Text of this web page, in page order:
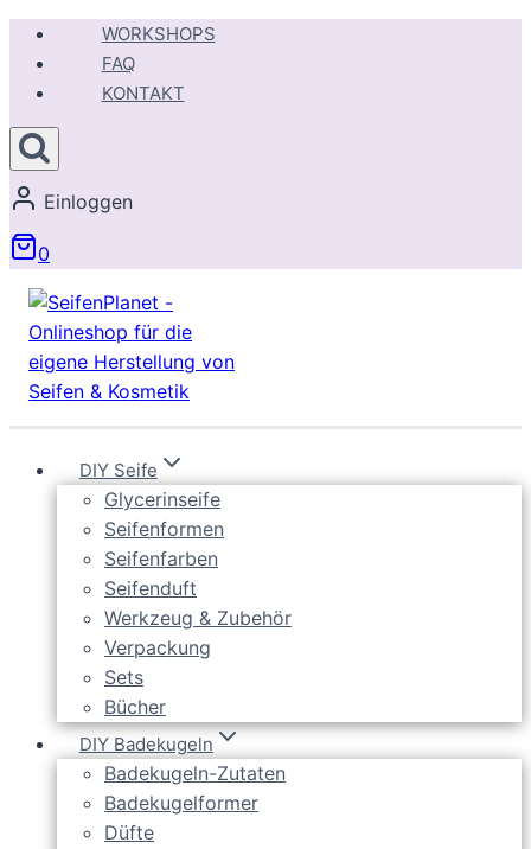
Zum
Inhalt
springen
WORKSHOPS
FAQ
KONTAKT
Einloggen
0
DIY Seife
Glycerinseife
Seifenformen
Seifenfarben
Seifenduft
Werkzeug & Zubehör
Verpackung
Sets
Bücher
DIY Badekugeln
Badekugeln-Zutaten
Badekugelformer
Düfte